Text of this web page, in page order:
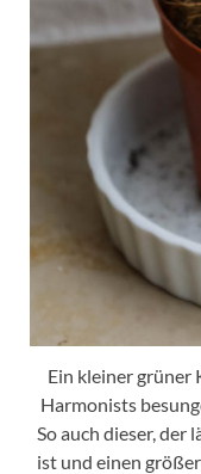
Ein kleiner grüner
Harmonists
So auch dieser, der
ist und einen